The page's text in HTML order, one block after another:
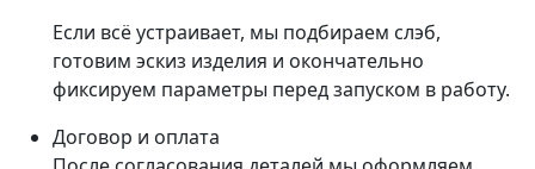
Если всё устраивает, мы подбираем слэб,
готовим эскиз изделия и окончательно
фиксируем параметры перед запуском в работу.
Договор и оплата